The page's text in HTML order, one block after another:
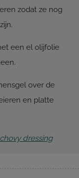
zodat ze nog
een el olijfolie
over de
en platte
dressing